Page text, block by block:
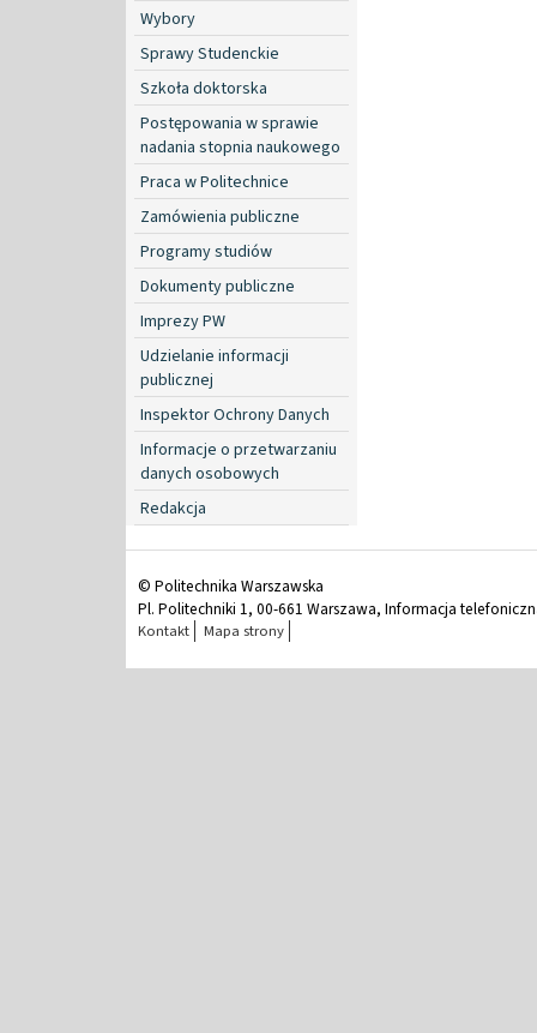
Wybory
Sprawy Studenckie
Szkoła doktorska
Postępowania w sprawie
nadania stopnia naukowego
Praca w Politechnice
Zamówienia publiczne
Programy studiów
Dokumenty publiczne
Imprezy PW
Udzielanie informacji
publicznej
Inspektor Ochrony Danych
Informacje o przetwarzaniu
danych osobowych
Redakcja
© Politechnika Warszawska
Pl. Politechniki 1, 00-661 Warszawa, Informacja
Kontakt Mapa strony